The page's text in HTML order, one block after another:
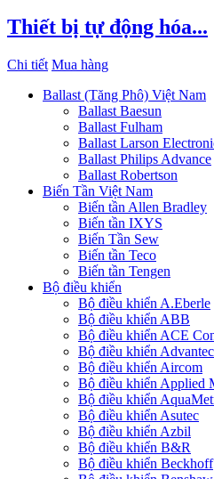
Thiết bị tự động hóa...
Chi tiết Mua hàng
Ballast (Tăng Phô) Việt Nam
Ballast Baesun
Ballast Fulham
Ballast Larson
Ballast Philips Advance
Ballast Robertson
Biến Tần Việt Nam
Biến tần Allen Bradley
Biến tần IXYS
Biến Tần Sew
Biến tần Teco
Biến tần Tengen
Bộ điều khiển
Bộ điều khiển A.Eberle
Bộ điều khiển ABB
Bộ điều khiển ACE
Bộ điều khiển
Bộ điều khiển Aircom
Bộ điều khiển Applied
Bộ điều khiển
Bộ điều khiển Asutec
Bộ điều khiển Azbil
Bộ điều khiển B&R
Bộ điều khiển Beckhoff